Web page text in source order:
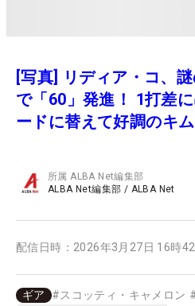
[写真] リディア・コ、
で「60」発進！ 1打差
ードに替えて好調のキ
所属ALBA Net編集部
ALBA Net編集部 / ALBA Net
配信日時： 2026年3月27日 16時
ギア #スコッティ・キャメロン